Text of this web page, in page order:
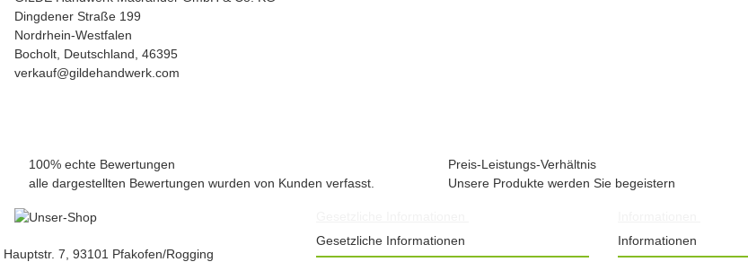
Dingdener Straße 199
Nordrhein-Westfalen
Bocholt, Deutschland, 46395
verkauf@gildehandwerk.com
100% echte Bewertungen
alle dargestellten Bewertungen wurden von Kunden verfasst.
Preis-Leistungs-Verhältnis
Unsere Produkte werden Sie begeistern
Hauptstr. 7, 93101 Pfakofen/Rogging
Gesetzliche Informationen
Informationen